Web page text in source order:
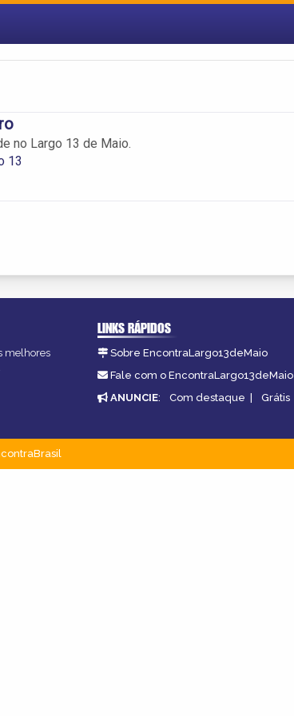
no Largo 13 de Maio.
13
melhores
LINKS RÁPIDOS
Sobre EncontraLargo13deMaio
Fale com o EncontraLargo13deMaio
ANUNCIE: Com destaque | Grátis